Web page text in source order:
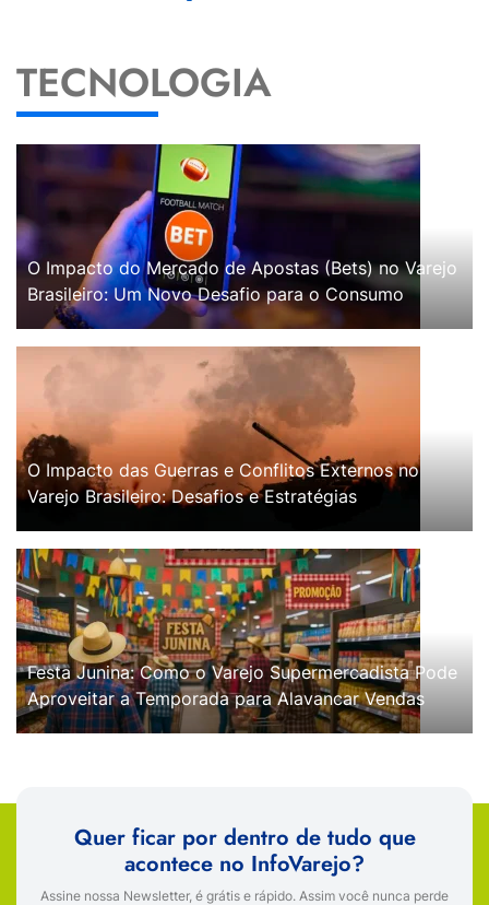
TECNOLOGIA
O Impacto do Mercado de Apostas (Bets) no Varejo
Brasileiro: Um Novo Desafio para o Consumo
O Impacto das Guerras e Conflitos Externos no
Varejo Brasileiro: Desafios e Estratégias
Festa Junina: Como o Varejo Supermercadista Pode
Aproveitar a Temporada para Alavancar Vendas
Quer ficar por dentro de tudo que
acontece no InfoVarejo?
Assine nossa Newsletter, é grátis e rápido. Assim você nunca perde